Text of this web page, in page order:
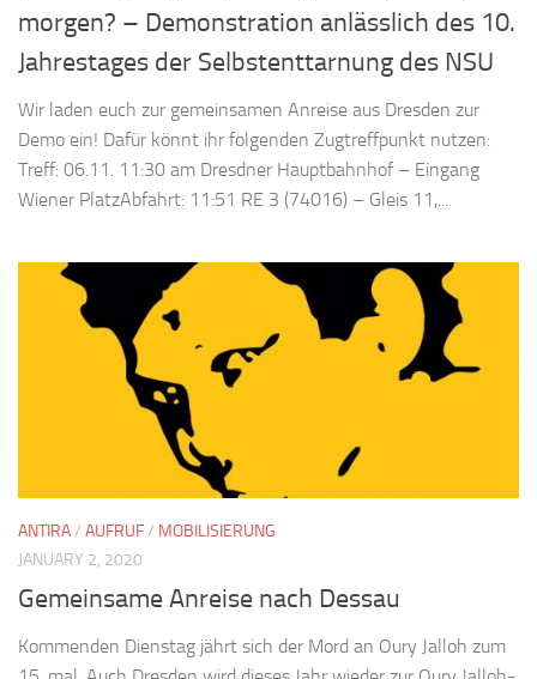
morgen? – Demonstration anlässlich des 10.
Jahrestages der Selbstenttarnung des NSU
Wir laden euch zur gemeinsamen Anreise aus Dresden zur
Demo ein! Dafür könnt ihr folgenden Zugtreffpunkt nutzen:
Treff: 06.11. 11:30 am Dresdner Hauptbahnhof – Eingang
Wiener PlatzAbfahrt: 11:51 RE 3 (74016) – Gleis 11,...
ANTIRA/ AUFRUF/ MOBILISIERUNG
JANUARY 2, 2020
Gemeinsame Anreise nach Dessau
Kommenden Dienstag jährt sich der Mord an Oury Jalloh zum